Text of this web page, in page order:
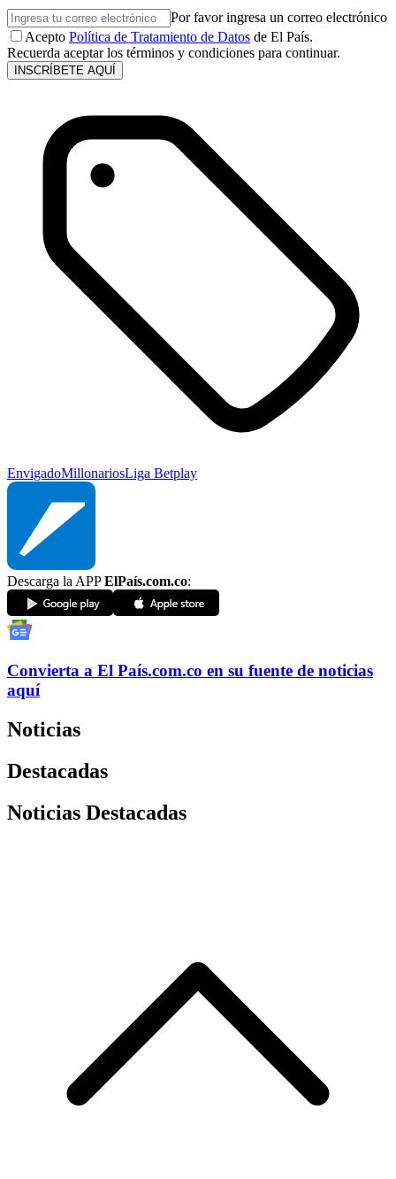
Por favor ingresa un correo electrónico
Acepto Política de Tratamiento de Datos de El País.
Recuerda aceptar los términos y condiciones para continuar.
INSCRÍBETE AQUÍ
EnvigadoMillonariosLiga Betplay
Descarga la APPElPaís.com.co:
Convierta a El País.com.co en su fuente de noticias
aquí
Noticias
Destacadas
Noticias Destacadas